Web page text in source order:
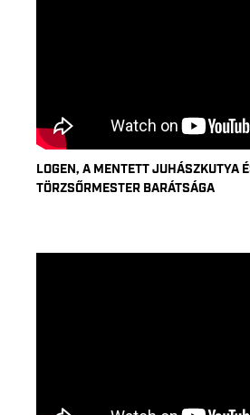
LOGEN, A MENTETT JUHÁSZKUTYA
TÖRZSŐRMESTER BARÁTSÁGA